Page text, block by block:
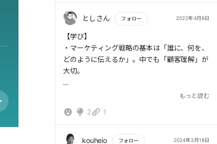
維持できる話をしたい等です。
性ですか女性ですか。消費者ですか。ビジネス
マンですか。個人事業主ですか。主婦ですか。
学生ですか。などなどです。
全体的にはおおよそ伝わるのかもしれませ
ん。しかし、スピーチ後に記憶に残されている
誰のためのスピーチですか。
さあ、目の前にいる人に全力で貢献していき
としさん フォロー 2022年4月9日
もっと読む
【学び】
・マーケティング戦略の基本は「誰に、何を、
どのように伝えるか」。中でも「顧客理解」が
大切。
・顧客への解像度が高い人をチームに入れる。
関心ごとなのか」「日頃、どんな形で情報収集
人。
もっと読む
2 1
kouheio フォロー 2024年3月18日